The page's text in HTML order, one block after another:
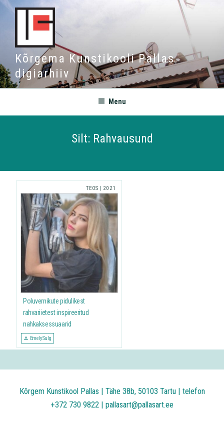
Kõrgema Kunstikooli Pallas
digiarhiiv
Menu
Silt: Rahvausund
TEOS | 2021
Poluvernikute pidulikest
rahvariietest inspireeritud
nahkaksessuaarid
Emely Sulg
Kõrgem Kunstikool Pallas | Tähe 38b, 50103 Tartu | telefon
+372 730 9822 | pallasart@pallasart.ee